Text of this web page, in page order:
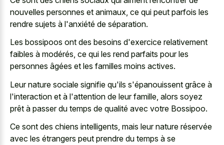
nouvelles personnes et animaux, ce qui peut parfois les
rendre sujets à l'anxiété de séparation.
Les bossipoos ont des besoins d'exercice relativement
faibles à modérés, ce qui les rend parfaits pour les
personnes âgées et les familles moins actives.
Leur nature sociale signifie qu'ils s'épanouissent grâce à
l'interaction et à l'attention de leur famille, alors soyez
prêt à passer du temps de qualité avec votre Bossipoo.
Ce sont des chiens intelligents, mais leur nature réservée
avec les étrangers peut prendre du temps à se